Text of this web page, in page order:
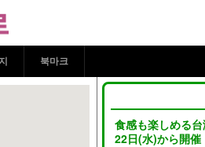
점 | kokosil
북마크
食感も楽しめる
22日(水)から開催